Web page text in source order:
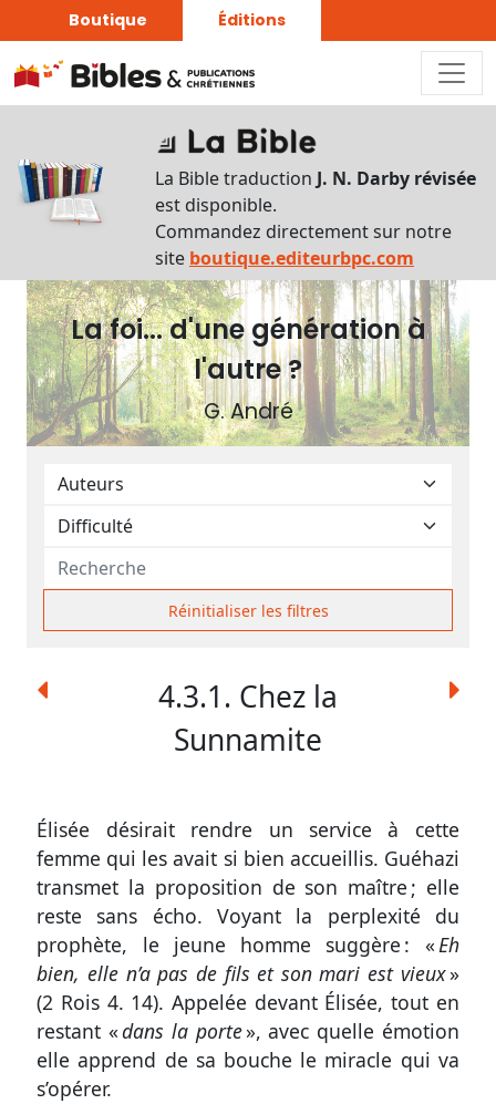
Boutique Éditions
La Bible traduction J. N. Darby révisée
est disponible.
Commandez directement sur notre
site boutique.editeurbpc.com
La foi... d'une génération à
l'autre ?
G. André
Réinitialiser les filtres
4.3.1. Chez la
Sunnamite
Élisée désirait rendre un service à cette
femme qui les avait si bien accueillis. Guéhazi
transmet la proposition de son maître ; elle
reste sans écho. Voyant la perplexité du
prophète, le jeune homme suggère : «Eh
bien, elle n’a pas de fils et son mari est vieux»
(2 Rois 4. 14). Appelée devant Élisée, tout en
restant «dans la porte», avec quelle émotion
elle apprend de sa bouche le miracle qui va
s’opérer.
du
livre
supports
Exemplaire
papier
Nous
une
du
site